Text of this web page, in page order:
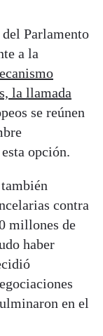
Parlamento
a la
la llamada
se reúnen
opción.
contra
millones de
haber
en el